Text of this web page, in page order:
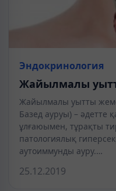
Эндокринология
Жайылмалы
Жайылмалы уытты
Базед ауруы) – әдетте
ұлғаюымен, тұрақты
патологиялық
аутоиммунды ауру.…
25.12.2019